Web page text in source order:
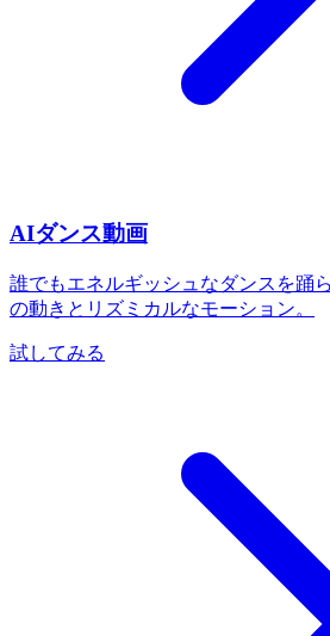
AIダンス動画
誰でもエネルギッシュなダンスを踊
の動きとリズミカルなモーション。
試してみる